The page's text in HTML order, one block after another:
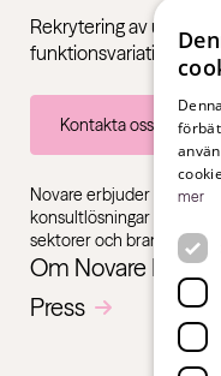
Rekrytering av unga
funktionsvariationer
Kontakta oss
Novare erbjuder
konsultlösningar och
sektorer och branscher –
Om Novare Intro
Press
mer